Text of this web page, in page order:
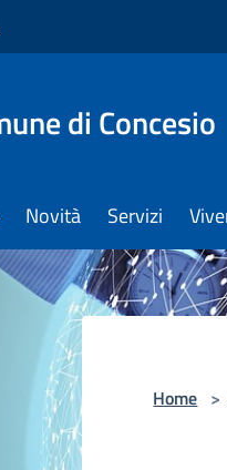
di Concesio
Novità Servizi
Home >